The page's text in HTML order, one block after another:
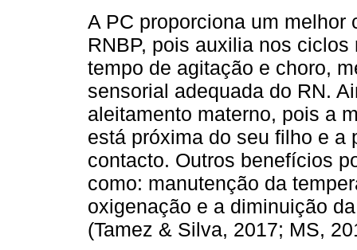
A PC proporciona um
RNBP, pois auxilia nos
tempo de agitação e choro,
sensorial adequada do RN.
aleitamento materno, pois a
está próxima do seu filho e a
contacto. Outros benefícios
como: manutenção da
oxigenação e a diminuição
(Tamez & Silva, 2017; MS,